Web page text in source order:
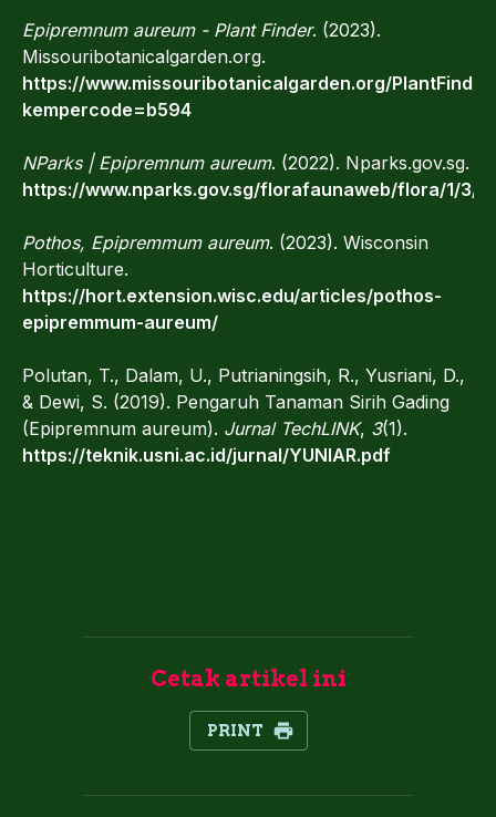
Epipremnum aureum - Plant Finder. (2023).
Missouribotanicalgarden.org.
https://www.missouribotanicalgarden.org/
kempercode=b594
NParks | Epipremnum aureum. (2022). Nparks.gov.sg.
https://www.nparks.gov.sg/florafaunaweb/flora/1/3/
Pothos, Epipremmum aureum. (2023). Wisconsin
Horticulture.
https://hort.extension.wisc.edu/articles/pothos-
epipremmum-aureum/
Polutan, T., Dalam, U., Putrianingsih, R., Yusriani, D.,
& Dewi, S. (2019). Pengaruh Tanaman Sirih Gading
(Epipremnum aureum). Jurnal TechLINK, 3(1).
https://teknik.usni.ac.id/jurnal/YUNIAR.pdf
Cetak artikel ini
PRINT